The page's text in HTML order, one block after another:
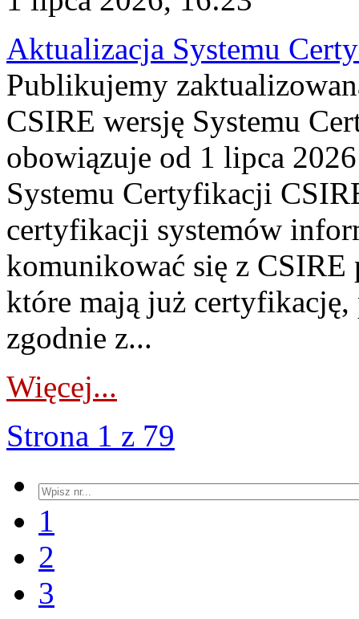
Aktualizacja Systemu
Publikujemy
CSIRE wersję Systemu
obowiązuje od 1 lipca
Systemu Certyfikacji
certyfikacji systemów
komunikować się z
które mają już
zgodnie z...
Więcej...
Strona 1 z 79
1
2
3